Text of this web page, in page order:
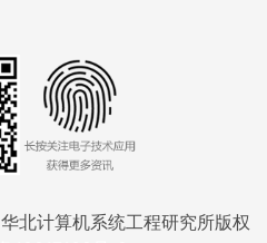
华北计算机系统工程研究所版权